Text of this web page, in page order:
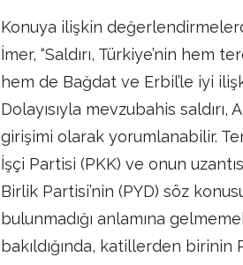
Konuya ilişkin
İmer, “Saldırı, Türkiye’nin hem
hem de Bağdat ve Erbil’le iyi
Dolayısıyla mevzubahis
girişimi olarak yorumlanabilir.
İşçi Partisi (PKK) ve onun
Birlik Partisi’nin (PYD) söz
bulunmadığı anlamına
bakıldığında, katillerden birinin